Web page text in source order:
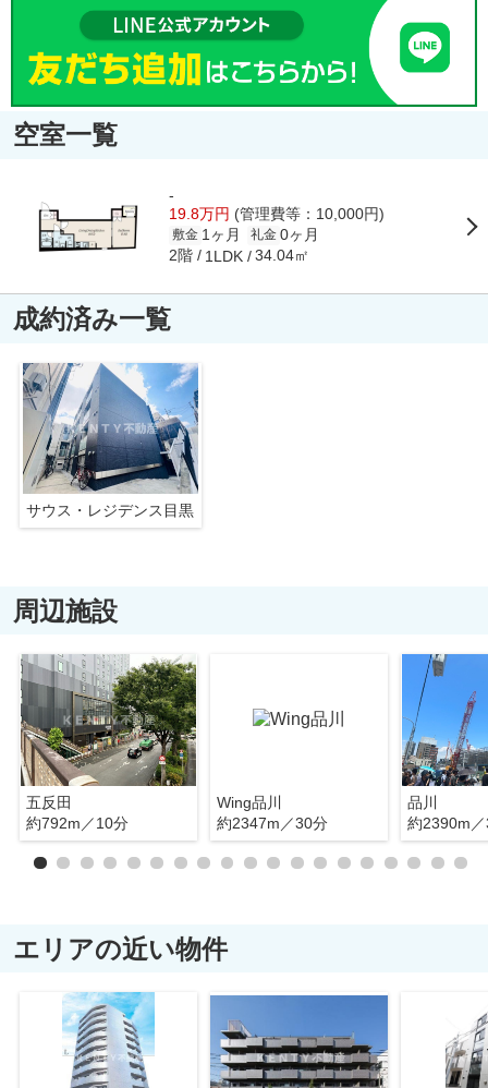
空室一覧
-
19.8万円 (管理費等：10,000円)
敷金 1ヶ月 礼金 0ヶ月
2階 1LDK 34.04㎡
成約済み一覧
サウス・レジデンス目黒
周辺施設
五反田
約792m／10分
Wing品川
約2347m／30分
品川
約2390m
エリアの近い物件